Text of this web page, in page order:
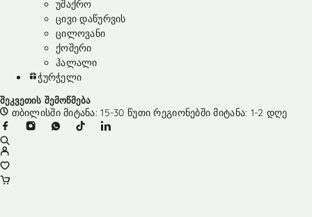
უშაქრო
ცივი დაწურვის
ცილოვანი
ქოშერი
ჰალალი
ჭურჭელი
შეკვეთის შემოწმება
თბილისში მიტანა: 15-30 წუთი რეგიონებში მიტანა: 1-2 დღე